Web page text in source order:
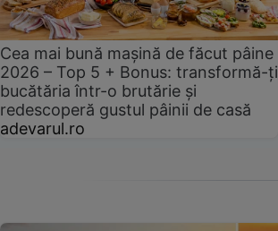
Cea mai bună mașină de făcut pâine
2026 – Top 5 + Bonus: transformă-ți
bucătăria într-o brutărie și
redescoperă gustul pâinii de casă
adevarul.ro